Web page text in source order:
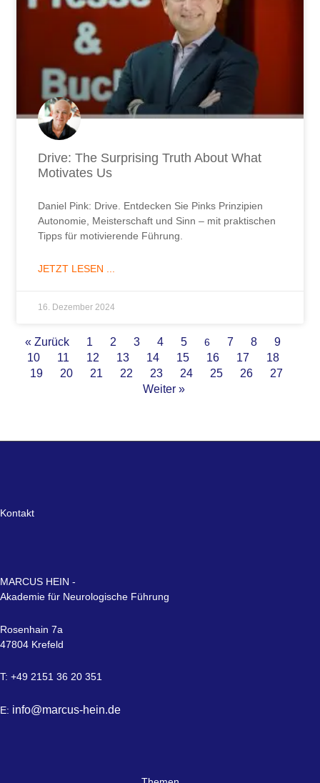
Drive: The Surprising Truth About What
Motivates Us
Daniel Pink: Drive. Entdecken Sie Pinks Prinzipien
Autonomie, Meisterschaft und Sinn – mit praktischen
Tipps für motivierende Führung.
JETZT LESEN ...
16. Dezember 2024
« Zurück 1 2 3 4 5 6 7 8
9
10
11 12 13 14 15 16 17
18
19
20 21 22 23 24 25 26
27
Weiter »
Kontakt
MARCUS HEIN -
Akademie für Neurologische Führung
Rosenhain 7a
47804 Krefeld
T: +49 2151 36 20 351
E: info@marcus-hein.de